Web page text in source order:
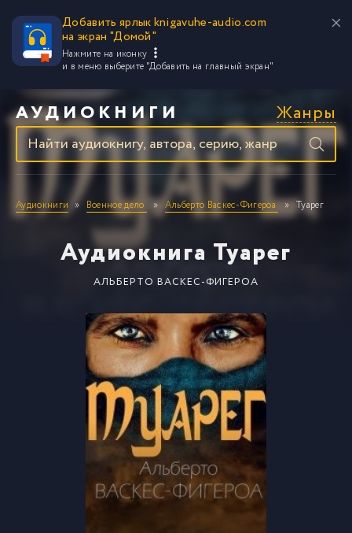
Добавить ярлык knigavuhe-audio.com
на экран "Домой"
Нажмите на иконку
и в меню выберите "Добавить на главный экран"
АУДИОКНИГИ Жанры
Аудиокниги Военное дело Альберто Васкес-Фигероа Туарег
Аудиокнига Туарег
АЛЬБЕРТО ВАСКЕС-ФИГЕРОА